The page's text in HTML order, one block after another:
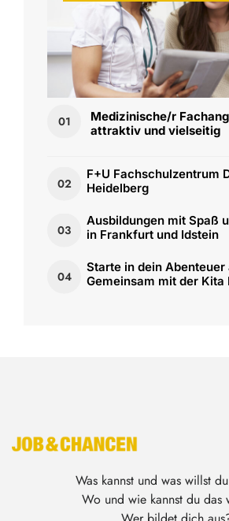
01
Medizinische/r
attraktiv und vielseitig
02
F+U Fachschulzentrum
Heidelberg
03
Ausbildungen mit Spaß
in Frankfurt und Idstein
04
Starte in dein Abenteuer
Gemeinsam mit der
Was kannst und was willst
Wo und wie kannst du das